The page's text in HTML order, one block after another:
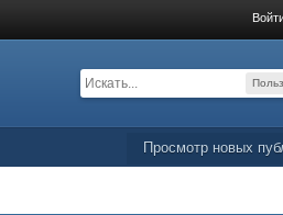
Просмотр новых